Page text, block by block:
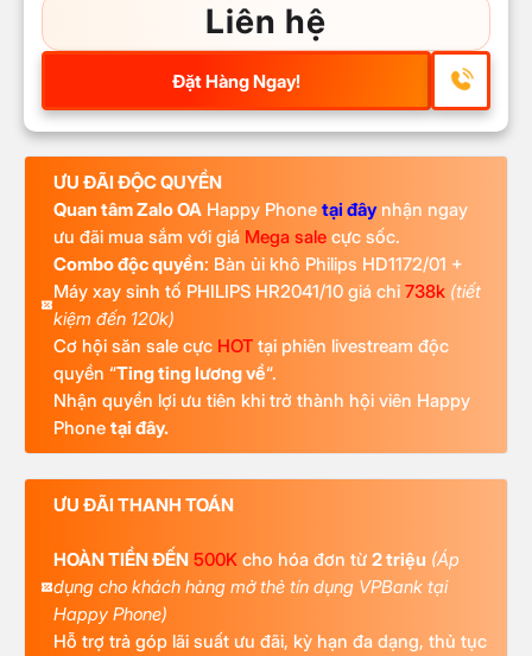
Liên hệ
Đặt Hàng Ngay!
ƯU ĐÃI ĐỘC QUYỀN
Quan tâm Zalo OAHappy Phone tại đây nhận ngay
ưu đãi mua sắm với giá Mega salecực sốc.
Combo độc quyền: Bàn ủi khô Philips HD1172/01 +
Máy xay sinh tố PHILIPS HR2041/10 giá chỉ 738k (tiết
kiệm đến 120k)
Cơ hội săn sale cực HOTtại phiên livestream độc
quyền “Ting ting lương về“.
Nhận quyền lợi ưu tiên khi trở thành hội viên Happy
Phone tại đây.
ƯU ĐÃI THANH TOÁN
HOÀN TIỀN ĐẾN 500K cho hóa đơn từ2 triệu (Áp
dụng cho khách hàng mở thẻ tín dụng VPBank tại
Happy Phone)
Hỗ trợ trả góp lãi suất ưu đãi, kỳ hạn đa dạng, thủ tục